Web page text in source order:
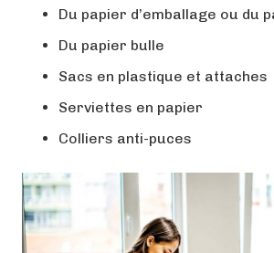
Du papier d’emballage ou du
Du papier bulle
Sacs en plastique et attaches
Serviettes en papier
Colliers anti-puces